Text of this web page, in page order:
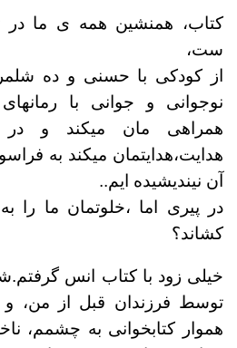
کتاب، همنشین همه ی ما در
ست،
از کودکی با حسنی و ده
نوجوانی و جوانی با
همراهی مان میکند و در
هدایت،هدایتمان میکند به
آن نیندیشیده ایم..
در پیری اما ،خلوتمان ما را
کشاند؟
خیلی زود با کتاب انس
توسط فرزندان قبل از من، و
هموار کتابخوانی به چشمم،